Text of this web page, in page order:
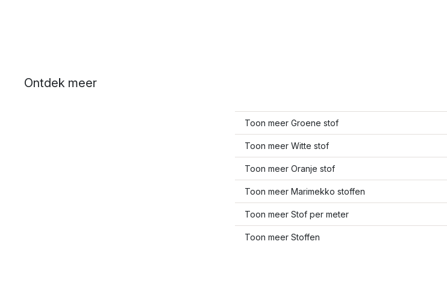
Ontdek meer
Toon meer Groene stof
Toon meer Witte stof
Toon meer Oranje stof
Toon meer Marimekko stoffen
Toon meer Stof per meter
Toon meer Stoffen